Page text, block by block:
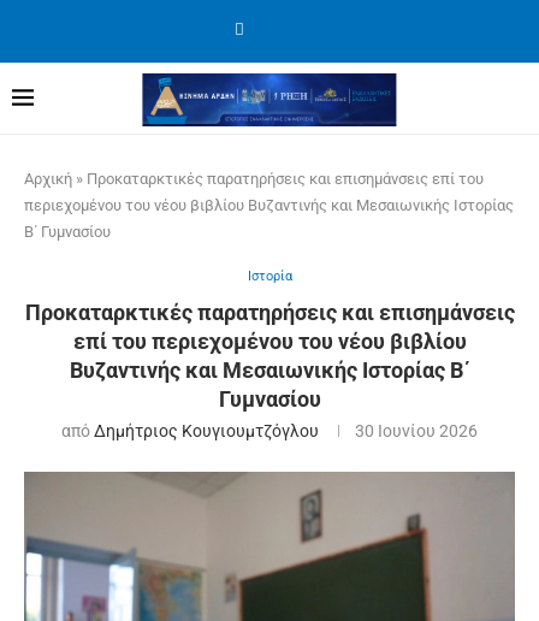
Αρχική » Προκαταρκτικές παρατηρήσεις και επισημάνσεις επί του
περιεχομένου του νέου βιβλίου Βυζαντινής και Μεσαιωνικής Ιστορίας
Β΄ Γυμνασίου
Ιστορία
Προκαταρκτικές παρατηρήσεις και επισημάνσεις
επί του περιεχομένου του νέου βιβλίου
Βυζαντινής και Μεσαιωνικής Ιστορίας Β΄
Γυμνασίου
απόΔημήτριος Κουγιουμτζόγλου 30 Ιουνίου 2026